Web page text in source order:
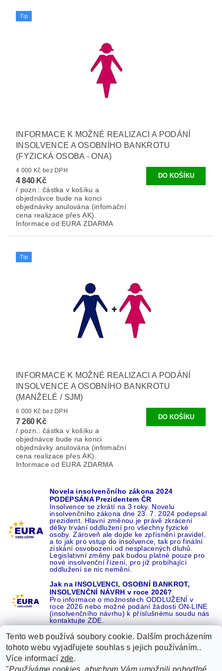
Tip
INFORMACE K MOŽNÉ REALIZACI A PODÁNÍ
INSOLVENCE A OSOBNÍHO BANKROTU
(FYZICKÁ OSOBA - ONA)
4 000 Kč bez DPH
4 840 Kč
/ pozn.: částka v košíku a
objednávce bude na konci
objednávky anulována (infomační
cena realizace přes AK).
Informace od EURA ZDARMA
Tip
INFORMACE K MOŽNÉ REALIZACI A PODÁNÍ
INSOLVENCE A OSOBNÍHO BANKROTU
(MANŽELÉ / SJM)
6 000 Kč bez DPH
7 260 Kč
/ pozn.: částka v košíku a
objednávce bude na konci
objednávky anulována (infomační
cena realizace přes AK).
Informace od EURA ZDARMA
Novela insolvenčního zákona 2024
PODEPSÁNA Prezidentem ČR
Insolvence se zkrátí na 3 roky. Novelu
insolvenčního zákona dne 23. 7. 2024 podepsal
prezident. Hlavní změnou je právě zkrácení
délky trvání oddlužení pro všechny fyzické
osoby. Zároveň ale dojde ke zpřísnění pravidel,
a to jak pro vstup do insolvence, tak pro finální
získání osvobození od nesplacených dluhů.
Legislativní změny pak budou platné pouze pro
nové insolvenční řízení, pro již probíhající
oddlužení se nic nemění.
Jak na INSOLVENCI, OSOBNÍ BANKROT,
INSOLVENČNÍ NÁVRH v roce 2026?
Pro informace o možnostech ODDLUŽENÍ v
roce 2026 nebo možné podání žádosti ON-LINE
(insolvenčního návrhu) k příslušnému soudu nás
kontaktujte ZDE.
Recenze o NÁS na GOOGLE 16 let REFERENCÍ v celé ČR |
Tento web používá soubory cookie. Dalším procházením
tohoto webu vyjadřujete souhlas s jejich používáním..
Více informací zde.
"Používáme cookies, abychom Vám umožnili pohodlné